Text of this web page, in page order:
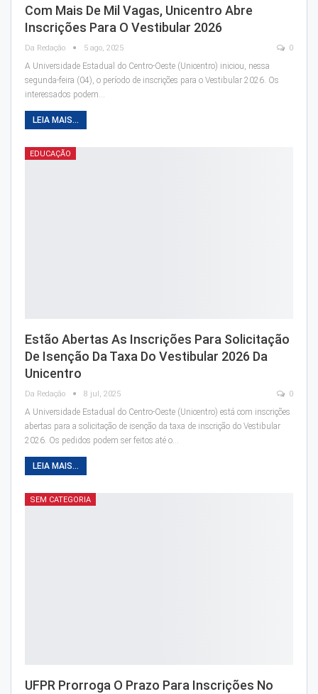
Com Mais De Mil Vagas, Unicentro Abre
Inscrições Para O Vestibular 2026
Da Redação 5 ago, 2025 0
A Universidade Estadual do Centro-Oeste (Unicentro) iniciou, nessa
segunda-feira (04), o período de inscrições para o Vestibular 2026. Os
interessados podem…
LEIA MAIS...
EDUCAÇÃO
Estão Abertas As Inscrições Para Solicitação
De Isenção Da Taxa Do Vestibular 2026 Da
Unicentro
Da Redação 8 jul, 2025 0
A Universidade Estadual do Centro-Oeste (Unicentro) está com inscrições
abertas para a solicitação de isenção da taxa de inscrição do Vestibular
2026. Os pedidos podem ser feitos até o…
LEIA MAIS...
SEM CATEGORIA
UFPR Prorroga O Prazo Para Inscrições No